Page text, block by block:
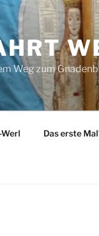
Weg zum
Das erste